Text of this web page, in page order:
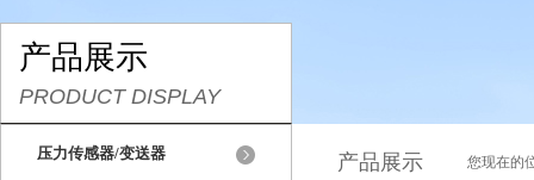
产品展示
PRODUCT DISPLAY
压力传感器/变送器 产品展示 您现在的